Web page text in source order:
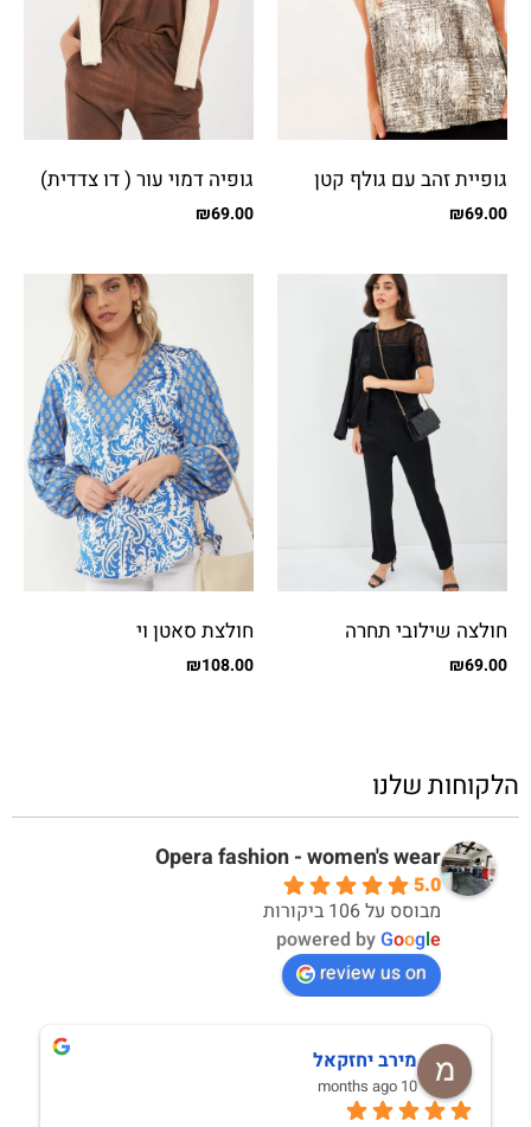
גופיית זהב עם גולף קטן
₪69.00
גופיה דמוי עור ( דו צדדית)
₪69.00
חולצה שילובי תחרה
₪69.00
חולצת סאטן וי
₪108.00
הלקוחות שלנו
Opera fashion - women's wear
5.0
מבוסס על 106 ביקורות
powered byGoogle
review us on
מירב יחזקאל
10 months ago